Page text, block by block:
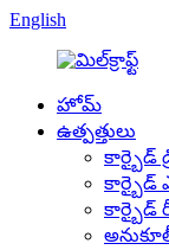
English
హోమ్
ఉత్పత్తులు
కార్బైడ్
కార్బైడ్
కార్బైడ్